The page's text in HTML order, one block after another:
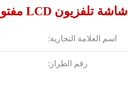
شاشة تلفزيون LCD مفتوحة الخلية لمصنعي OEM
اسم العلامة التجارية:
رقم الطراز: